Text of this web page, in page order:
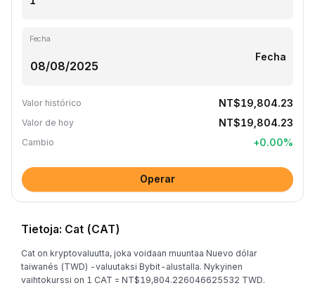
Fecha
Fecha
Valor histórico NT$19,804.23
Valor de hoy NT$19,804.23
Cambio +0.00%
Operar
Tietoja: Cat (CAT)
Cat on kryptovaluutta, joka voidaan muuntaa Nuevo dólar
taiwanés (TWD) -valuutaksi Bybit-alustalla. Nykyinen
vaihtokurssi on 1 CAT = NT$19,804.226046625532 TWD.